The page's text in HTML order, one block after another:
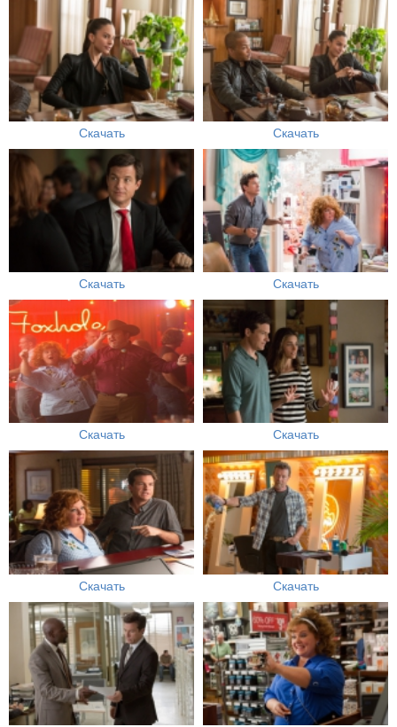
Скачать Скачать
Скачать Скачать
Скачать Скачать
Скачать Скачать